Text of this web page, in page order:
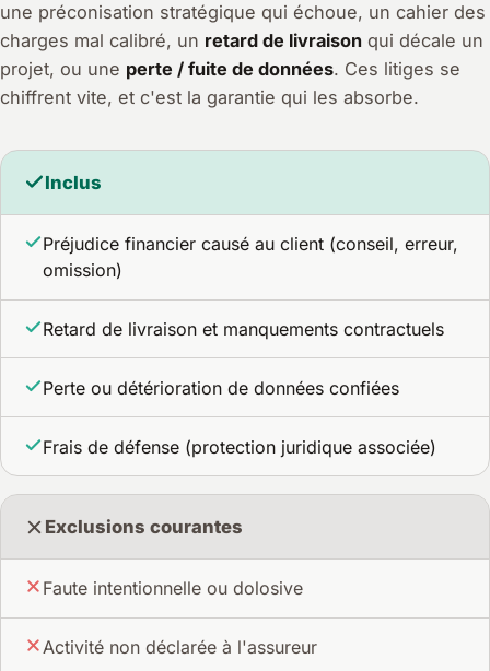
une préconisation stratégique qui échoue, un cahier des
charges mal calibré, un retard de livraison qui décale un
projet, ou une perte / fuite de données. Ces litiges se
chiffrent vite, et c'est la garantie qui les absorbe.
Inclus
Préjudice financier causé au client (conseil, erreur,
omission)
Retard de livraison et manquements contractuels
Perte ou détérioration de données confiées
Frais de défense (protection juridique associée)
Exclusions courantes
Faute intentionnelle ou dolosive
Activité non déclarée à l'assureur